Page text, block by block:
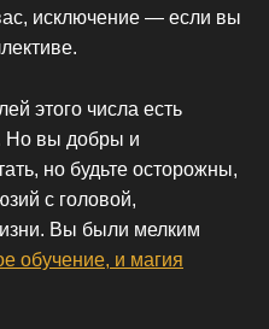
исключение — если вы
этого числа есть
Но вы добры и
но будьте осторожны,
с головой,
Вы были мелким
обучение, и магия